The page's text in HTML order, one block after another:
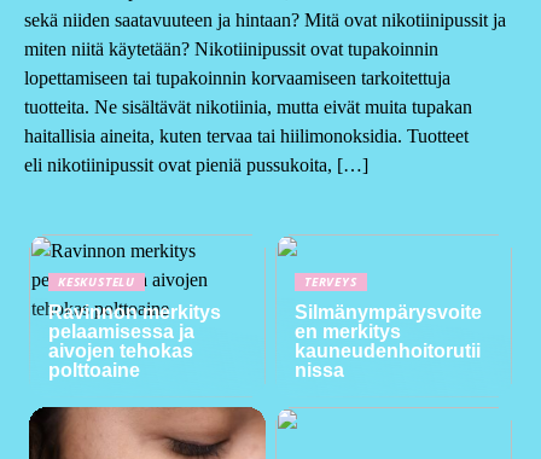
sekä niiden saatavuuteen ja hintaan? Mitä ovat nikotiinipussit ja
miten niitä käytetään? Nikotiinipussit ovat tupakoinnin
lopettamiseen tai tupakoinnin korvaamiseen tarkoitettuja
tuotteita. Ne sisältävät nikotiinia, mutta eivät muita tupakan
haitallisia aineita, kuten tervaa tai hiilimonoksidia. Tuotteet
eli nikotiinipussit ovat pieniä pussukoita, […]
KESKUSTELU
Ravinnon merkitys
pelaamisessa ja
aivojen tehokas
polttoaine
TERVEYS
Silmänympärysvoite
en merkitys
kauneudenhoitorutii
nissa